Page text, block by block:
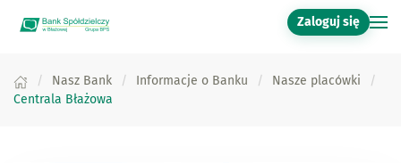
Zaloguj się
Nasz Bank Informacje o Banku
Nasze placówki
Centrala Błażowa